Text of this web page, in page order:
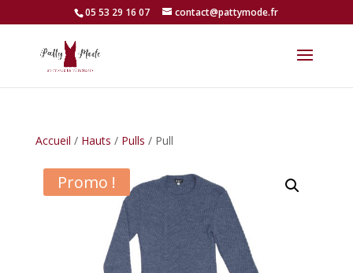
05 53 29 16 07 contact@pattymode.fr
Accueil / Hauts / Pulls / Pull
Promo !